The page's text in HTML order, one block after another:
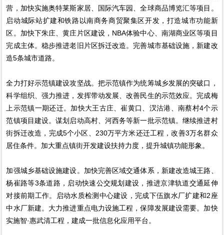
营，加快实施奥特莱斯家居、国际汽车园、全球商品博览汇等项目。
启动城际站扩建和铁路以南商务商贸聚集区开发，打造城市功能新
区。加快下朱庄、黄庄片区建设，NBA体验中心、南湖商业区等项目
完成主体。稳步推进老旧片区拆迁改造。完善城市基础设施，新建改
造5条城市道路。
全力打好示范镇建设攻坚战。把示范镇作为统筹城乡发展的突破口，
科学组织、强力推进，发挥带动发展、改善民生的示范效应。完成梅
上示范镇一期还迁。加快大王古庄、崔黄口、汊沽港、南蔡村4个示
范镇项目建设。谋划启动高村、河西务等新一批示范镇。继续推进村
街拆迁改造，完成5个小区、230万平方米还迁工程，改善3万名群众
居住条件。加大重点镇街开发建设扶持力度，提升城镇功能形象。
加强城乡基础设施建设。加快完善区域交通体系，新建改造城王路、
杨崔路等3条道路，启动快速公交规划建设，推进京津轨道交通延伸
对接前期工作。启动水质检测中心建设，完成下伍旗水厂扩建和2座
中水厂新建。大力推进重点电力设施工程，保障发展建设需要。加快
实施智·惠武清工程，建成一批信息化应用平台。